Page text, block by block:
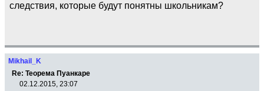
следствия, которые будут понятны школьникам?
Mikhail_K
Re: Теорема Пуанкаре
02.12.2015, 23:07